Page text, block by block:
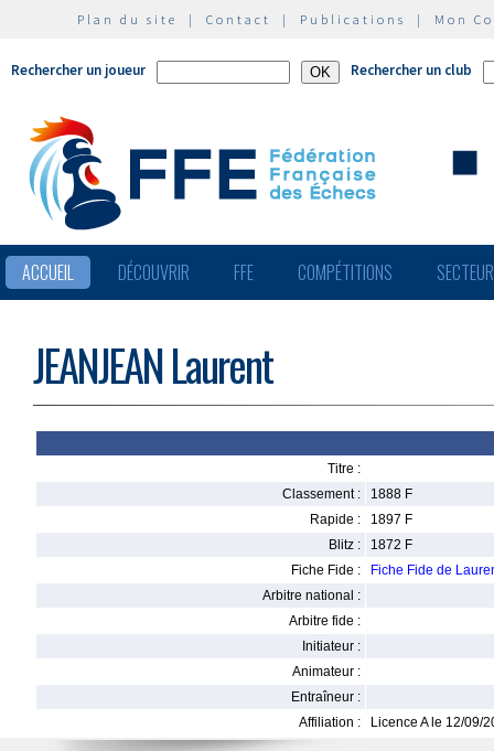
Plan du site | Contact | Publications | Mon
Rechercher un joueur Rechercher un club
ACCUEIL DÉCOUVRIR FFE COMPÉTITIONS
JEANJEAN Laurent
Titre :
Classement :
1888 F
Rapide :
1897 F
Blitz :
1872 F
Fiche Fide :
Fiche Fide de
Arbitre national :
Arbitre fide :
Initiateur :
Animateur :
Entraîneur :
Affiliation :
Licence A le 12/09/